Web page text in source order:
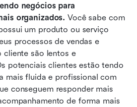
negócios para
organizados. Você sabe com
um produto ou serviço
processos de vendas e
cliente são lentos e
potenciais clientes estão tendo
mais fluida e profissional com
conseguem responder mais
de forma mais